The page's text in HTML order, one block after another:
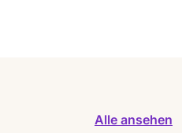
Alle ansehen